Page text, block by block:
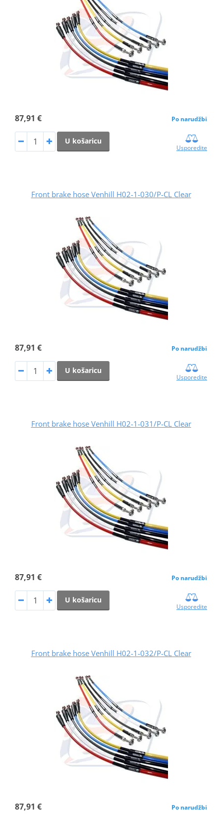
87,91 € Po narudžbi
U košaricu
Usporedite
Front brake hose Venhill H02-1-030/P-CL Clear
87,91 € Po narudžbi
U košaricu
Usporedite
Front brake hose Venhill H02-1-031/P-CL Clear
87,91 € Po narudžbi
U košaricu
Usporedite
Front brake hose Venhill H02-1-032/P-CL Clear
87,91 € Po narudžbi